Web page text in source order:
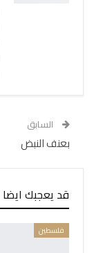
السابق
بعنف النبض
قد يعجبك ايضا
فلسطين